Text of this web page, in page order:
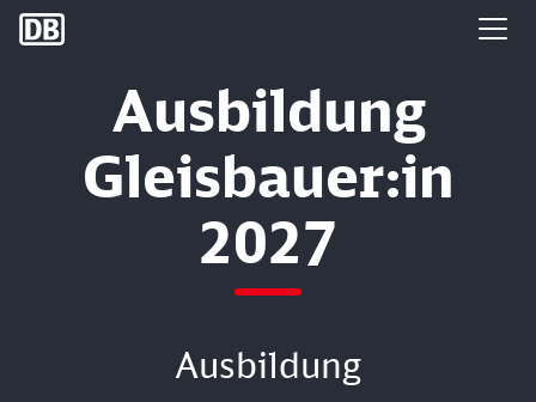
DB Group
Ausbildung
Gleisbauer:in
2027
Ausbildung